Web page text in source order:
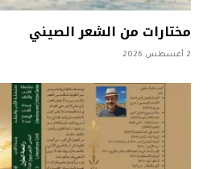
مختارات من الشعر الصيني
2 أغسطس 2026